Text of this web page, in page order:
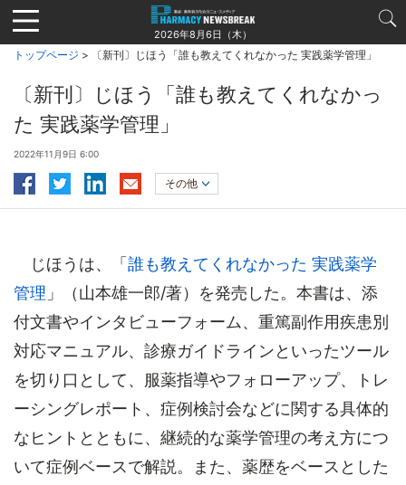
Jump
to
navigation
2026年8月6日（木）
トップページ > 〔新刊〕じほう「誰も教えてくれなかった 実践薬学管理」
〔新刊〕じほう「誰も教えてくれなかっ
た 実践薬学管理」
2022年11月9日 6:00
その他
じほうは、「 誰も教えてくれなかった 実践薬学
管理 」（山本雄一郎/著）を発売した。本書は、添
付文書やインタビューフォーム、重篤副作用疾患別
対応マニュアル、診療ガイドラインといったツール
を切り口として、服薬指導やフォローアップ、トレ
ーシングレポート、症例検討会などに関する具体的
なヒントとともに、継続的な薬学管理の考え方につ
いて症例ベースで解説。また、薬歴をベースとした